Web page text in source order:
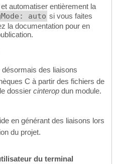
automatiser entièrement la
auto si vous faites
la documentation pour en
désormais des liaisons
C à partir des fichiers de
dossier cinterop dun module.
en générant des liaisons lors
du projet.
du terminal